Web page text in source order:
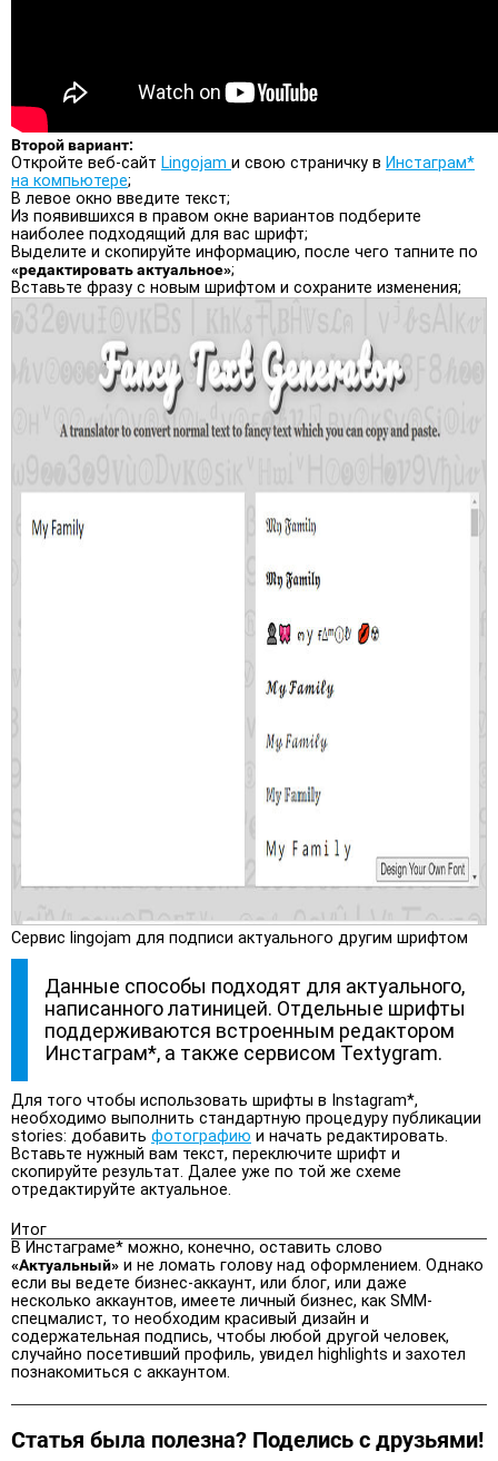
Второй вариант:
Откройте веб-сайт Lingojam и свою страничку в Инстаграм*
на компьютере;
В левое окно введите текст;
Из появившихся в правом окне вариантов подберите
наиболее подходящий для вас шрифт;
Выделите и скопируйте информацию, после чего тапните по
«редактировать актуальное»;
Вставьте фразу с новым шрифтом и сохраните изменения;
Сервис lingojam для подписи актуального другим шрифтом
Данные способы подходят для актуального,
написанного латиницей. Отдельные шрифты
поддерживаются встроенным редактором
Инстаграм*, а также сервисом Textygram.
Для того чтобы использовать шрифты в Instagram*,
необходимо выполнить стандартную процедуру публикации
stories: добавить фотографию и начать редактировать.
Вставьте нужный вам текст, переключите шрифт и
скопируйте результат. Далее уже по той же схеме
отредактируйте актуальное.
Итог
В Инстаграме* можно, конечно, оставить слово
«Актуальный» и не ломать голову над оформлением. Однако
если вы ведете бизнес-аккаунт, или блог, или даже
несколько аккаунтов, имеете личный бизнес, как SMM-
спецмалист, то необходим красивый дизайн и
содержательная подпись, чтобы любой другой человек,
случайно посетивший профиль, увидел highlights и захотел
познакомиться с аккаунтом.
Статья была полезна? Поделись с друзьями!